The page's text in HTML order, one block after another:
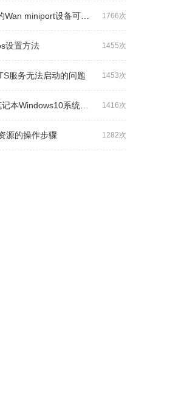
1766次
miniport设备可以删除吗？
1455次
设置方法
1453次
服务无法启动的问题
1416次
系统改Windows7系统的
1282次
源的操作步骤